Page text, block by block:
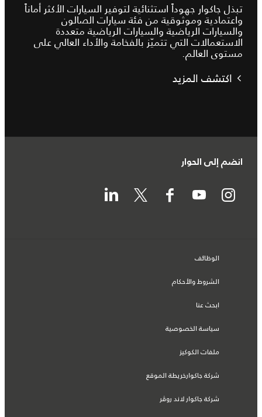
تبذل جاكوار جهوداً استثنائية لتوفير السيارات الأكثر أماناً
واعتمادية وموثوقية من فئة سيارات الصالون
والسيارات الرياضية والسيارات الرياضية متعددة
الاستعمالات التي تتميّز بالفخامة والأداء العالي على
مستوى العالم.
اكتشف المزيد
انضم إلى الحوار
الوظائف
الشروط والأحكام
ابحث عنا
سياسة الخصوصية
ملفات الكوكيز
شركة جاكوارخريطة الموقع
شركة جاكوار لاند روڤر